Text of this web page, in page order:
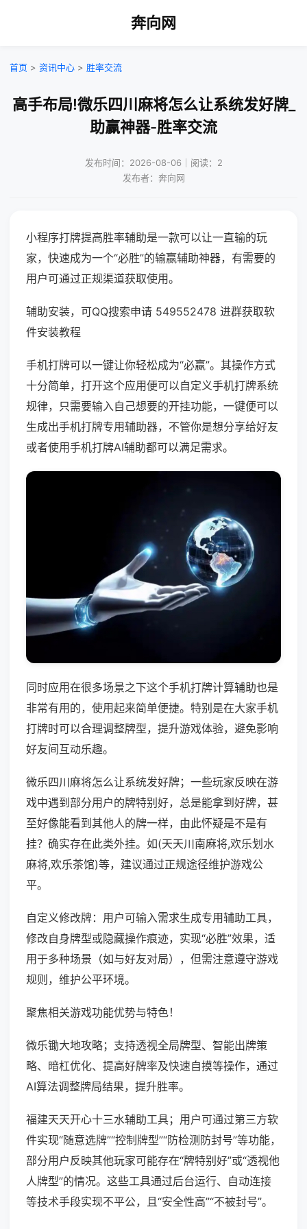
奔向网
首页 > 资讯中心 > 胜率交流
高手布局!微乐四川麻将怎么让系统发好牌_
助赢神器-胜率交流
发布时间：2026-08-06｜阅读：2
发布者：奔向网
小程序打牌提高胜率辅助是一款可以让一直输的玩
家，快速成为一个“必胜”的输赢辅助神器，有需要的
用户可通过正规渠道获取使用。
辅助安装，可QQ搜索申请 549552478 进群获取软
件安装教程
手机打牌可以一键让你轻松成为“必赢”。其操作方式
十分简单，打开这个应用便可以自定义手机打牌系统
规律，只需要输入自己想要的开挂功能，一键便可以
生成出手机打牌专用辅助器，不管你是想分享给好友
或者使用手机打牌AI辅助都可以满足需求。
同时应用在很多场景之下这个手机打牌计算辅助也是
非常有用的，使用起来简单便捷。特别是在大家手机
打牌时可以合理调整牌型，提升游戏体验，避免影响
好友间互动乐趣。
微乐四川麻将怎么让系统发好牌；一些玩家反映在游
戏中遇到部分用户的牌特别好，总是能拿到好牌，甚
至好像能看到其他人的牌一样，由此怀疑是不是有
挂？确实存在此类外挂。如(天天川南麻将,欢乐划水
麻将,欢乐茶馆)等，建议通过正规途径维护游戏公
平。
自定义修改牌：用户可输入需求生成专用辅助工具，
修改自身牌型或隐藏操作痕迹，实现“必胜”效果，适
用于多种场景（如与好友对局），但需注意遵守游戏
规则，维护公平环境。
聚焦相关游戏功能优势与特色！
微乐锄大地攻略；支持透视全局牌型、智能出牌策
略、暗杠优化、提高好牌率及快速自摸等操作，通过
AI算法调整牌局结果，提升胜率。
福建天天开心十三水辅助工具；用户可通过第三方软
件实现“随意选牌”“控制牌型”“防检测防封号”等功能，
部分用户反映其他玩家可能存在“牌特别好”或“透视他
人牌型”的情况。这些工具通过后台运行、自动连接
等技术手段实现不平公，且“安全性高”“不被封号”。